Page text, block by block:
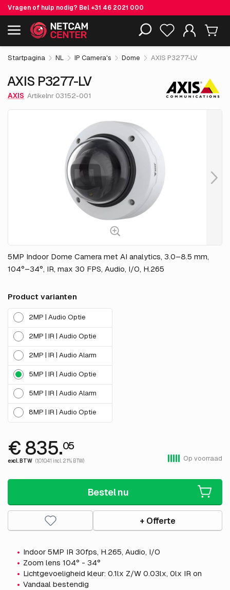
Vragen of hulp nodig? Bel+31 46 2021 000
Inclusief EOL-producten
AXIS P3277-LV € 835.
excl. BTW
Startpagina NL IP Camera's Dome AXIS P3277-LV
AXIS P3277-LV
AXIS Artikelnr 03152-001
5MP Indoor Dome Camera met AI analytics, 3.0–8.5 mm,
104°–34°, IR, max 30 FPS, Audio, I/O, H.265
Product varianten
2MP | Audio Optie
2MP | IR | Audio Optie
2MP | IR | Audio Alarm
5MP | IR | Audio Optie
5MP | IR | Audio Alarm
8MP | IR | Audio Optie
€ 835.05
excl. BTW (1,010.41 incl. 21% BTW) Op voorraad
Bestel nu
+ Offerte
Indoor 5MP IR 30fps, H.265, Audio, I/O
Zoom lens 104° - 34°
Lichtgevoeligheid kleur: 0.1lx Z/W 0.03lx, 0lx IR on
Vandaal bestendig